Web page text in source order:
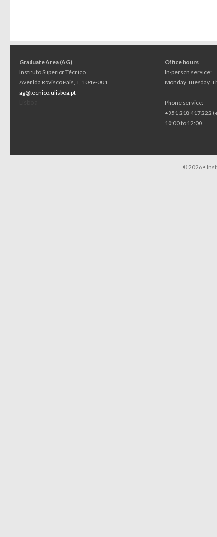
Graduate Area (AG)
Instituto Superior Técnico
Avenida Rovisco Pais, 1, 1049-001
ag@tecnico.ulisboa.pt
Office hours
In-person service:
Monday, Tuesday,
Phone service:
+351 218 417 222
10:00 to 12:00
© 2026 •